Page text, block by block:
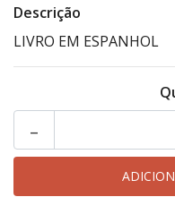
Descrição
LIVRO EM ESPANHOL
-